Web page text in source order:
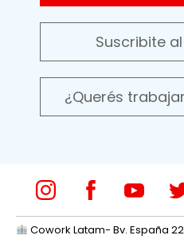
Suscribite
¿Querés
Cowork Latam- Bv. España